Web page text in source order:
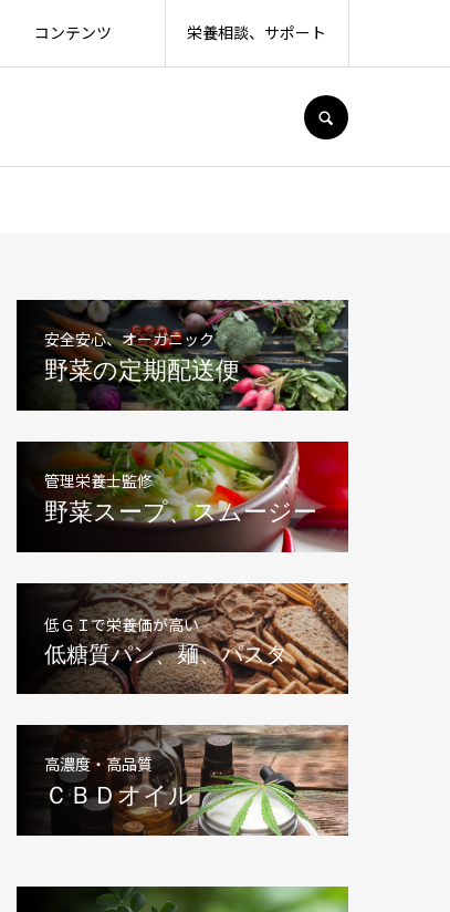
コンテンツ 栄養相談、サポート
安全安心、オーガニック
野菜の定期配送便
管理栄養士監修
野菜スープ、スムージー
低ＧＩで栄養価が高い
低糖質パン、麺、パスタ
高濃度・高品質
ＣＢＤオイル